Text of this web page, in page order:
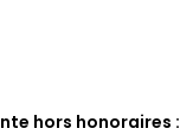
hors honoraires :